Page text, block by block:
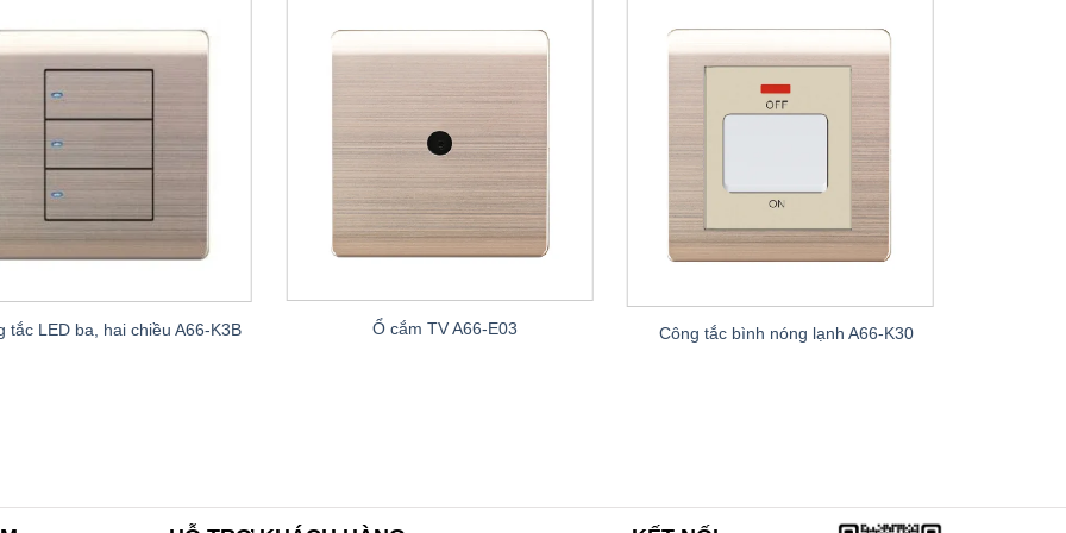
tắc LED ba, hai chiều A66-K3B Ổ cắm TV A66-E03 Công tắc bình nóng lạnh A66-K30